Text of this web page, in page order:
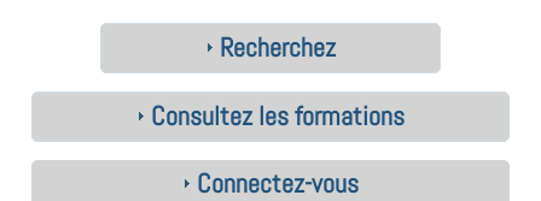
Recherchez
Consultez les formations
Connectez-vous